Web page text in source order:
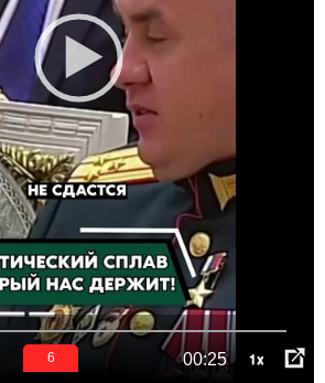
00:25 1x
6